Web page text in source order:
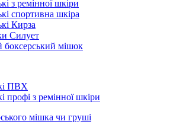
з ремінної шкіри
спортивна шкіра
Кирза
Силует
боксерський мішок
ПВХ
профі з ремінної шкіри
мішка чи груші